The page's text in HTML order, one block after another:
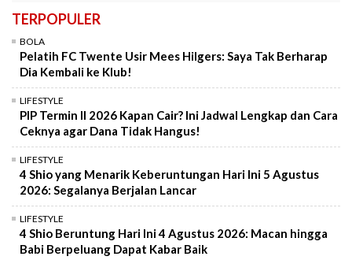
TERPOPULER
BOLA
Pelatih FC Twente Usir Mees Hilgers: Saya Tak Berharap
Dia Kembali ke Klub!
LIFESTYLE
PIP Termin II 2026 Kapan Cair? Ini Jadwal Lengkap dan Cara
Ceknya agar Dana Tidak Hangus!
LIFESTYLE
4 Shio yang Menarik Keberuntungan Hari Ini 5 Agustus
2026: Segalanya Berjalan Lancar
LIFESTYLE
4 Shio Beruntung Hari Ini 4 Agustus 2026: Macan hingga
Babi Berpeluang Dapat Kabar Baik